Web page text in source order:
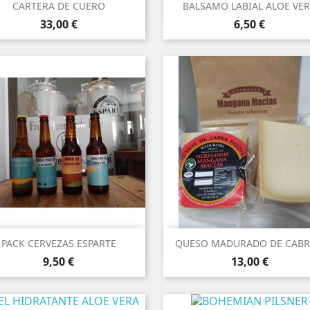
CARTERA DE CUERO
Precio
33,00 €
 Vista rápida
RojoChocolate
Cereza
BALSAMO LABIAL ALOE
Precio
6,50 €
 Vista rápida
PACK CERVEZAS ESPARTE
Precio
9,50 €
 Vista rápida QUESO MADURADO DE
Precio
13,00 €
 Vista rápida